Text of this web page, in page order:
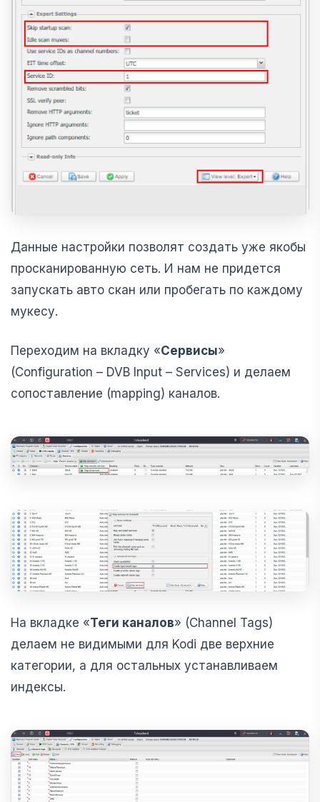
Данные настройки позволят создать уже якобы
просканированную сеть. И нам не придется
запускать авто скан или пробегать по каждому
мукесу.
Переходим на вкладку «Сервисы»
(Configuration – DVB Input – Services) и делаем
сопоставление (mapping) каналов.
На вкладке «Теги каналов» (Channel Tags)
делаем не видимыми для Kodi две верхние
категории, а для остальных устанавливаем
индексы.